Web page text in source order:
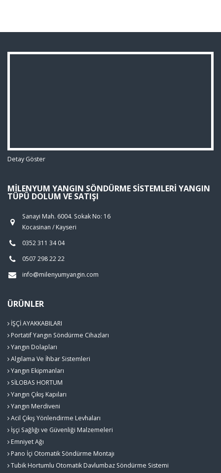
Detay Göster
MILENYUM YANGIN SÖNDÜRME SISTEMLERI YANGIN
TÜPÜ DOLUM VE SATIŞI
Sanayi Mah. 6004. Sokak No: 16
Kocasinan / Kayseri
0352 311 34 04
0507 298 22 22
info@milenyumyangin.com
ÜRÜNLER
İŞÇİ AYAKKABILARI
Portatif Yangın Söndürme Cihazları
Yangın Dolapları
Algılama Ve İhbar Sistemleri
Yangın Ekipmanları
SİLOBAS HORTUM
Yangın Çıkış Kapıları
Yangın Merdiveni
Acil Çıkış Yönlendirme Levhaları
İşçi Sağlığı ve Güvenliği Malzemeleri
Emniyet Ağı
Pano İçi Otomatik Söndürme Montajı
Tubik Hortumlu Otomatik Davlumbaz Söndürme Sistemi